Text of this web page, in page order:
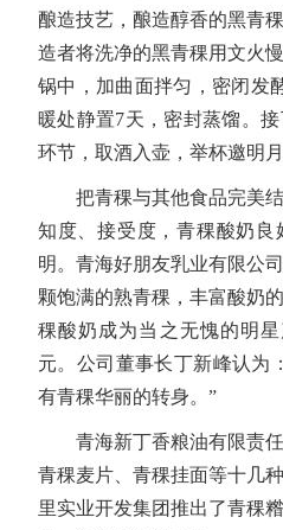
酿造技艺，酿造醇香的黑青
造者将洗净的黑青稞用文火
锅中，加曲面拌匀，密闭发
暖处静置7天，密封蒸馏。
环节，取酒入壶，举杯邀明月
把青稞与其他食品完美
知度、接受度，青稞酸奶良
明。青海好朋友乳业有限公
颗饱满的熟青稞，丰富酸奶
稞酸奶成为当之无愧的明
元。公司董事长丁新峰认为
有青稞华丽的转身。”
青海新丁香粮油有限责
青稞麦片、青稞挂面等十几
里实业开发集团推出了青稞